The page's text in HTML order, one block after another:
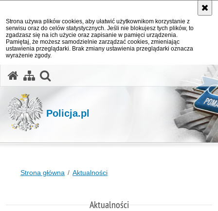
Strona używa plików cookies, aby ułatwić użytkownikom korzystanie z
serwisu oraz do celów statystycznych. Jeśli nie blokujesz tych plików, to
zgadzasz się na ich użycie oraz zapisanie w pamięci urządzenia.
Pamiętaj, że możesz samodzielnie zarządzać cookies, zmieniając
ustawienia przeglądarki. Brak zmiany ustawienia przeglądarki oznacza
wyrażenie zgody.
Policja.pl
Strona główna Aktualności
Aktualności